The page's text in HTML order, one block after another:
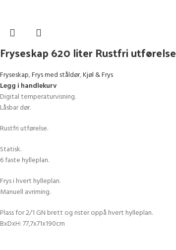
Fryseskap 620 liter Rustfri utførelse
Fryseskap,Frys med ståldør,Kjøl & Frys
Legg i handlekurv
Digital temperaturvisning.
Låsbar dør.
Rustfri utførelse.
Statisk.
6 faste hylleplan.
Frys i hvert hylleplan.
Manuell avriming.
Plass for 2/1 GN brett og rister oppå hvert hylleplan.
BxDxH: 77,7x71x190cm